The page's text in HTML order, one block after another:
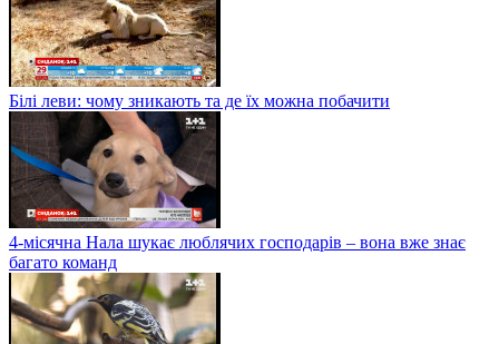
Білі леви: чому зникають та де їх можна побачити
4-місячна Нала шукає люблячих господарів – вона вже знає
багато команд